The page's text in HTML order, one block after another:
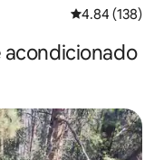
Calificación
4.84 (138)